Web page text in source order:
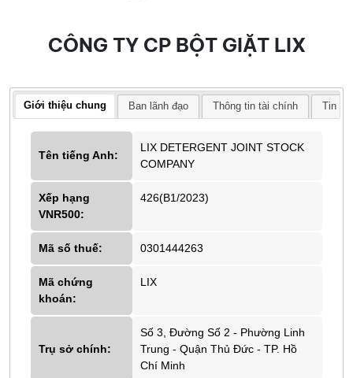
CÔNG TY CP BỘT GIẶT LIX
Giới thiệu chung Ban lãnh đạo Thông tin tài chính Tin
Tên tiếng Anh:
LIX DETERGENT JOINT STOCK
COMPANY
Xếp hạng
VNR500:
426(B1/2023)
Mã số thuế: 0301444263
Mã chứng
khoán:
LIX
Trụ sở chính:
Số 3, Đường Số 2 - Phường Linh
Trung - Quận Thủ Đức - TP. Hồ
Chí Minh